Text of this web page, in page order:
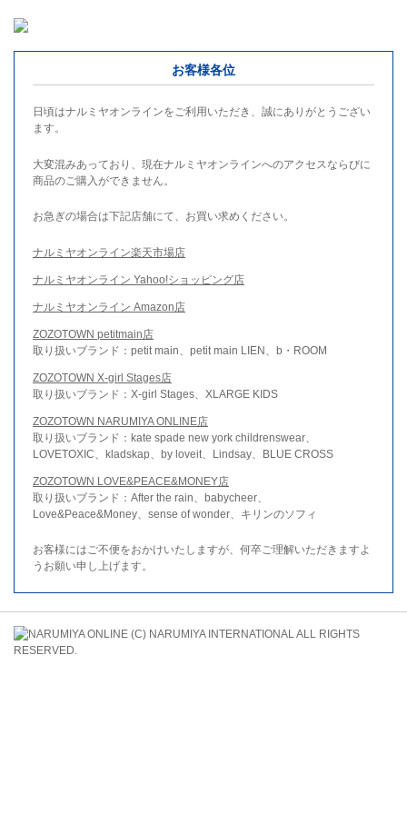
お客様各位
日頃はナルミヤオンラインをご利用いただき、誠にありがとうござい
ます。
大変混みあっており、現在ナルミヤオンラインへのアクセスならびに
商品のご購入ができません。
お急ぎの場合は下記店舗にて、お買い求めください。
ナルミヤオンライン楽天市場店
ナルミヤオンライン Yahoo!ショッピング店
ナルミヤオンライン Amazon店
ZOZOTOWN petitmain店
取り扱いブランド：petit main、petit main LIEN、b・ROOM
ZOZOTOWN X-girl Stages店
取り扱いブランド：X-girl Stages、XLARGE KIDS
ZOZOTOWN NARUMIYA ONLINE店
取り扱いブランド：kate spade new york childrenswear、
LOVETOXIC、kladskap、by loveit、Lindsay、BLUE CROSS
ZOZOTOWN LOVE&PEACE&MONEY店
取り扱いブランド：After the rain、babycheer、
Love&Peace&Money、sense of wonder、キリンのソフィ
お客様にはご不便をおかけいたしますが、何卒ご理解いただきますよ
うお願い申し上げます。